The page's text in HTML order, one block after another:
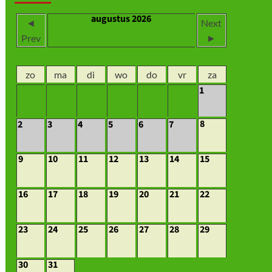
◄
Prev
augustus 2026
Next
►
zo ma di wo do vr za
1
2 3 4 5 6 7 8
9 10 11 12 13 14 15
16 17 18 19 20 21 22
23 24 25 26 27 28 29
30 31